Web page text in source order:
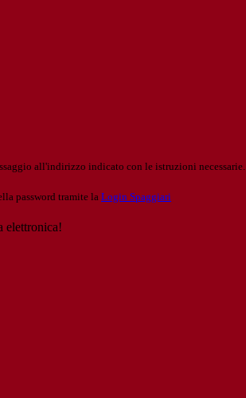
all'indirizzo indicato con le istruzioni necessarie.
password tramite la Login Spaggiari
elettronica!